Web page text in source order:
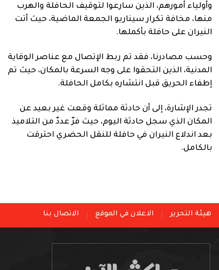
وأولياء أمورهم، الذين سارعوا لتوقيف الحافلة والهرب
منها، مخافة تكرار سيناريو الجمعة الماضية، حيث أتت
النيران على حافلة بأكملها.
وحسب مصادرنا، فقد تم ربط الإتصال مع عناصر الوقاية
المدنية، الذين التحقوا على وجه السرعة بالمكان، حيث تم
إطفاء الحريق قبل انتشاره بكامل الحافلة.
تجدر الإشارة، إلى أن حادثة مماثلة وقعت غير بعيد عن
المكان الذي سجل حادثة اليوم، حيث فرّ عددٌ من التلاميذ
بعد اندلاع النيران في حافلة للنقل الحضري احترقت
بالكامل.
هيئة التحرير الاعلان في الموقع الاتصال بنا